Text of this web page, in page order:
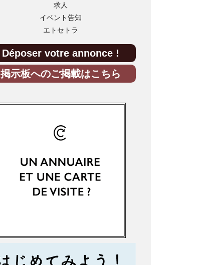
求人
イベント告知
エトセトラ
Déposer votre annonce !
掲示板へのご掲載はこちら